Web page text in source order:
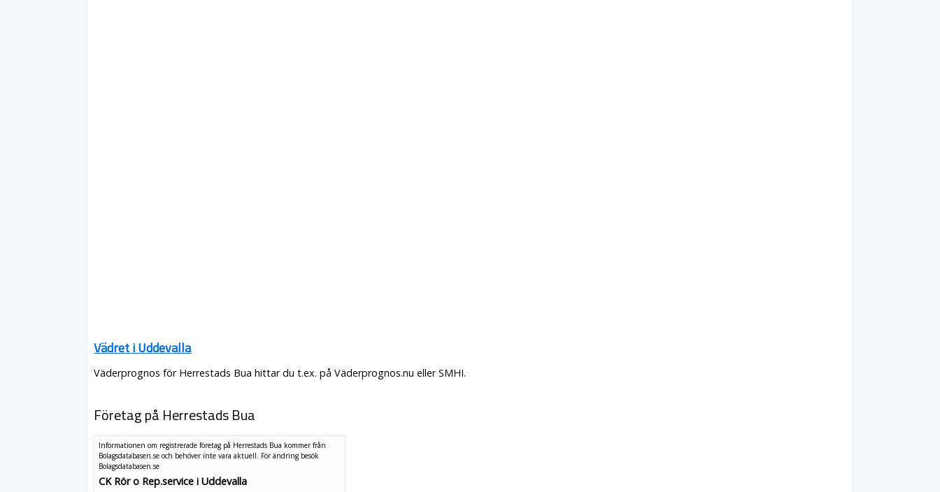
Vädret i Uddevalla
Väderprognos för Herrestads Bua hittar du t.ex. på Väderprognos.nu eller SMHI.
Företag på Herrestads Bua
Informationen om registrerade företag på Herrestads Bua kommer från
Bolagsdatabasen.se och behöver inte vara aktuell. För ändring besök
Bolagsdatabasen.se
CK Rör o Rep.service i Uddevalla